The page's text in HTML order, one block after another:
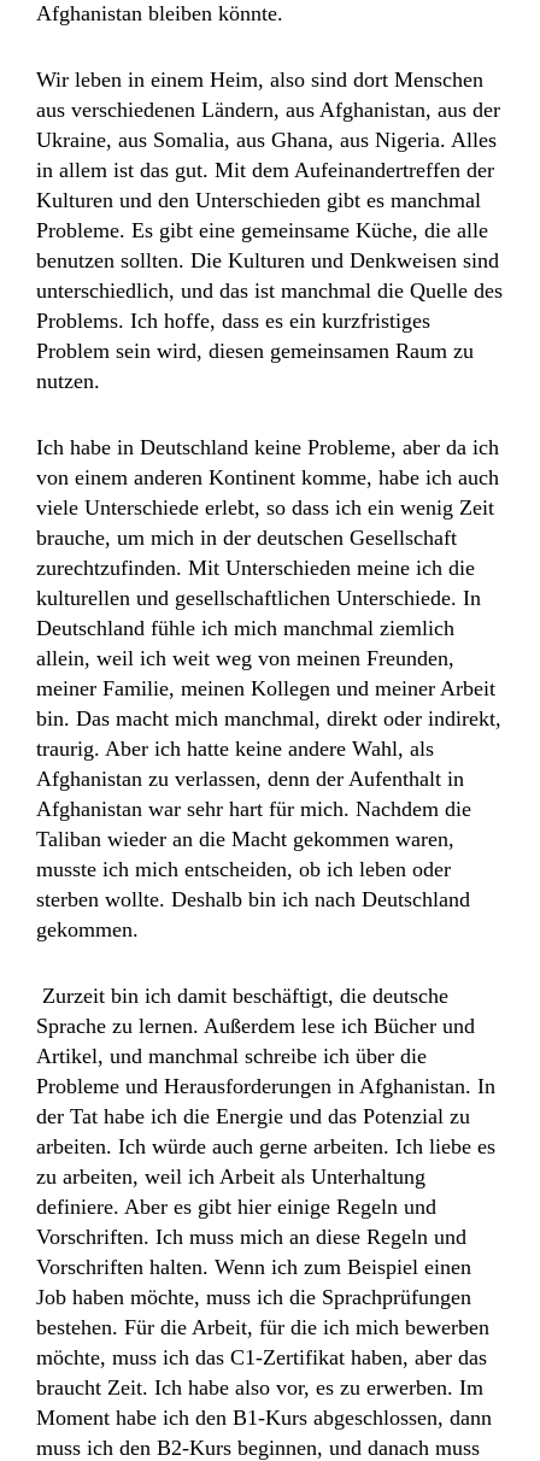
Afghanistan bleiben könnte.
Wir leben in einem Heim, also sind dort Menschen
aus verschiedenen Ländern, aus Afghanistan, aus der
Ukraine, aus Somalia, aus Ghana, aus Nigeria. Alles
in allem ist das gut. Mit dem Aufeinandertreffen der
Kulturen und den Unterschieden gibt es manchmal
Probleme. Es gibt eine gemeinsame Küche, die alle
benutzen sollten. Die Kulturen und Denkweisen sind
unterschiedlich, und das ist manchmal die Quelle des
Problems. Ich hoffe, dass es ein kurzfristiges
Problem sein wird, diesen gemeinsamen Raum zu
nutzen.
Ich habe in Deutschland keine Probleme, aber da ich
von einem anderen Kontinent komme, habe ich auch
viele Unterschiede erlebt, so dass ich ein wenig Zeit
brauche, um mich in der deutschen Gesellschaft
zurechtzufinden. Mit Unterschieden meine ich die
kulturellen und gesellschaftlichen Unterschiede. In
Deutschland fühle ich mich manchmal ziemlich
allein, weil ich weit weg von meinen Freunden,
meiner Familie, meinen Kollegen und meiner Arbeit
bin. Das macht mich manchmal, direkt oder indirekt,
traurig. Aber ich hatte keine andere Wahl, als
Afghanistan zu verlassen, denn der Aufenthalt in
Afghanistan war sehr hart für mich. Nachdem die
Taliban wieder an die Macht gekommen waren,
musste ich mich entscheiden, ob ich leben oder
sterben wollte. Deshalb bin ich nach Deutschland
gekommen.
Zurzeit bin ich damit beschäftigt, die deutsche
Sprache zu lernen. Außerdem lese ich Bücher und
Artikel, und manchmal schreibe ich über die
Probleme und Herausforderungen in Afghanistan. In
der Tat habe ich die Energie und das Potenzial zu
arbeiten. Ich würde auch gerne arbeiten. Ich liebe es
zu arbeiten, weil ich Arbeit als Unterhaltung
definiere. Aber es gibt hier einige Regeln und
Vorschriften. Ich muss mich an diese Regeln und
Vorschriften halten. Wenn ich zum Beispiel einen
Job haben möchte, muss ich die Sprachprüfungen
bestehen. Für die Arbeit, für die ich mich bewerben
möchte, muss ich das C1-Zertifikat haben, aber das
braucht Zeit. Ich habe also vor, es zu erwerben. Im
Moment habe ich den B1-Kurs abgeschlossen, dann
muss ich den B2-Kurs beginnen, und danach muss